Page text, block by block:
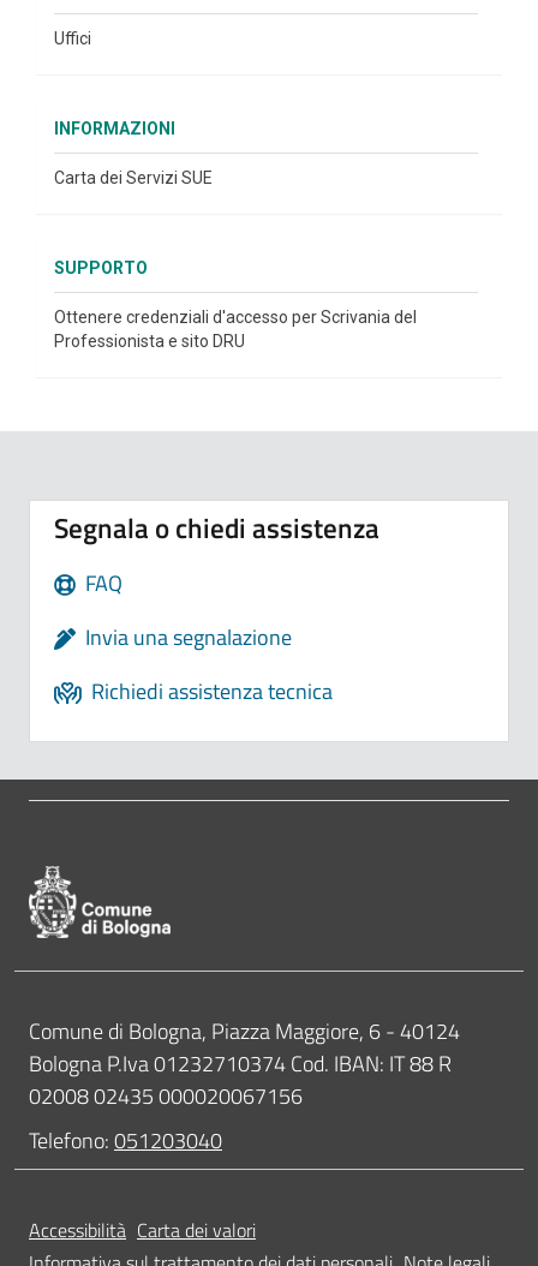
Uffici
INFORMAZIONI
Carta dei Servizi SUE
SUPPORTO
Ottenere credenziali d'accesso per Scrivania del
Professionista e sito DRU
Segnala o chiedi assistenza
FAQ
Invia una segnalazione
Richiedi assistenza tecnica
Contatti
Comune di Bologna, Piazza Maggiore, 6 - 40124
Bologna P.Iva 01232710374 Cod. IBAN: IT 88 R
02008 02435 000020067156
Telefono:051203040
Accessibilità Carta dei valori